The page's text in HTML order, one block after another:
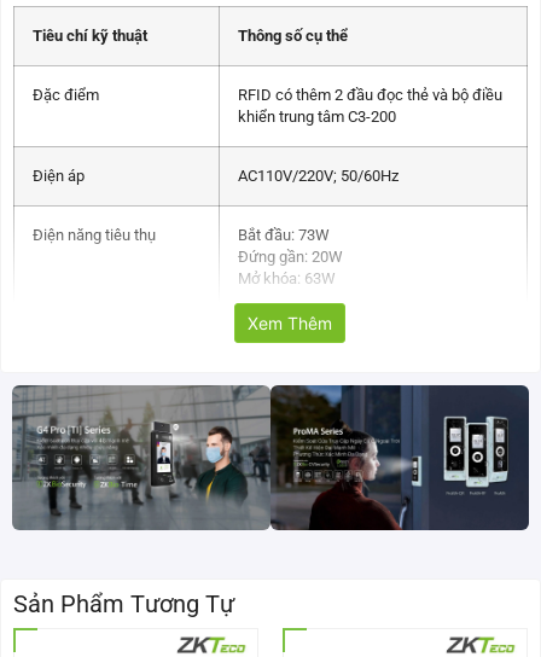
Tiêu chí kỹ thuật Thông số cụ thể
Đặc điểm
RFID có thêm 2 đầu đọc thẻ và bộ điều
khiển trung tâm C3-200
Điện áp AC110V/220V; 50/60Hz
Điện năng tiêu thụ
Bắt đầu: 73W
Đứng gần: 20W
Mở khóa: 63W
-28°C – 60°C
Môi trường làm việc
Trong nhà hoặc ngoài trời trong điều
kiện có mái che
Tốc độ
RFID: 30 người/phút
Vân tay: 25 người/phút
Kích thước (Dài * Rộng
Xem Thêm
Sản Phẩm Tương Tự